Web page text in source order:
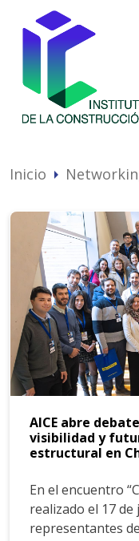
Inicio arrow_right
AICE abre
visibilidad y
estructural en
En el encuentro
realizado el 17
representantes